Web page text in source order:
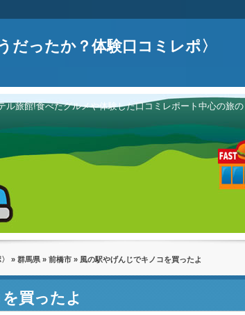
だったか？体験口コミレポ〉
ル旅館!食べたグルメや体験した口コミレポート中心の旅の
» 群馬県» 前橋市» 風の駅やげんじでキノコを買ったよ
買ったよ